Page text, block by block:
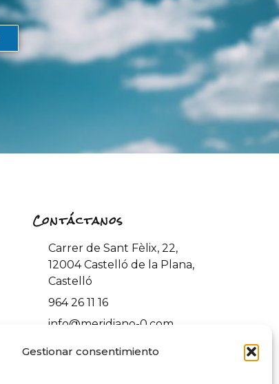
Gestionar consentimiento
Contáctanos
Carrer de Sant Fèlix, 22,
12004 Castelló de la Plana,
Castelló
964 26 11 16
info@meridiano-0.com